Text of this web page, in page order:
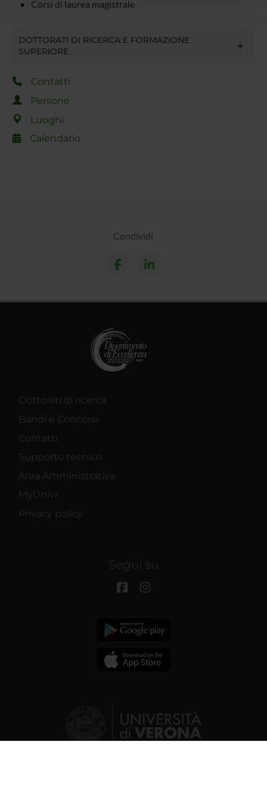
con altre informazioni che hai fornito loro o che hanno
Corsi di laurea magistrale
DOTTORATI DI RICERCA E FORMAZIONE
SUPERIORE
Contatti
Persone
Luoghi
Calendario
Condividi
Dottorati di ricerca
Bandi e Concorsi
Contatti
Supporto tecnico
Area Amministrativa
MyUnivr
Privacy policy
Segui su